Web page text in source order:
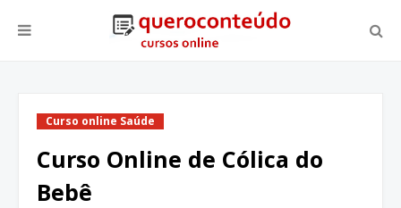
Curso online Saúde
Curso Online de Cólica do
Bebê